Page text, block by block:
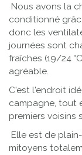
Nous avons la
conditionné
donc les
journées sont
fraîches (19/24
agréable.
C'est l'endroit
campagne, tout
premiers voisins
Elle est de
mitoyens